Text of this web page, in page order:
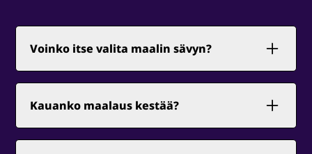
Voinko itse valita maalin sävyn?
Kyllä voit. Autamme tarvittaessa sävyn
sinun. Käytämme tunnettuja ja laadukkaita
maalimerkkejä, joiden sävykartasta löytyy
Kauanko maalaus kestää?
1–4 päivää kohteesta riippuen.